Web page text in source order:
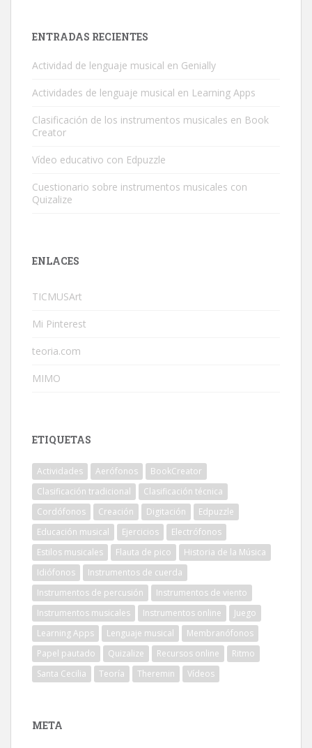
ENTRADAS RECIENTES
Actividad de lenguaje musical en Genially
Actividades de lenguaje musical en Learning Apps
Clasificación de los instrumentos musicales en Book
Creator
Vídeo educativo con Edpuzzle
Cuestionario sobre instrumentos musicales con
Quizalize
ENLACES
TICMUSArt
Mi Pinterest
teoria.com
MIMO
ETIQUETAS
Actividades Aerófonos
BookCreator
Clasificación tradicional
Clasificación técnica
Cordófonos
Creación Digitación
Edpuzzle
Educación musical
Ejercicios
Electrófonos
Estilos musicales
Flauta de pico
Historia de la Música
Idiófonos
Instrumentos de cuerda
Instrumentos de percusión
Instrumentos de viento
Instrumentos musicales
Instrumentos online
Juego
Learning Apps
Lenguaje musical
Membranófonos
Papel pautado
Quizalize Recursos online
Ritmo
Santa Cecilia
Teoría Theremin Vídeos
META